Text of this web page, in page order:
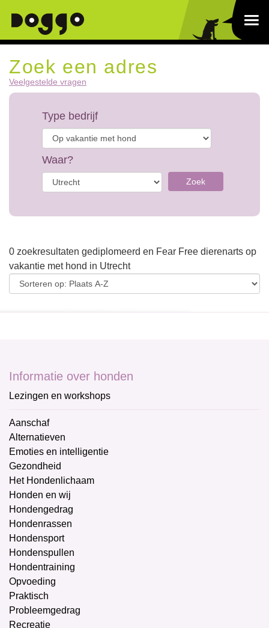
Zoek een adres
Veelgestelde vragen
Type bedrijf
Waar?
Zoek
0 zoekresultaten gediplomeerd en Fear Free dierenarts op
vakantie met hond in Utrecht
Informatie over honden
Lezingen en workshops
Aanschaf
Alternatieven
Emoties en intelligentie
Gezondheid
Het Hondenlichaam
Honden en wij
Hondengedrag
Hondenrassen
Hondensport
Hondenspullen
Hondentraining
Opvoeding
Praktisch
Probleemgedrag
Recreatie